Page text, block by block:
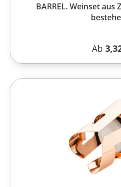
BARREL. Weinset aus
Ab